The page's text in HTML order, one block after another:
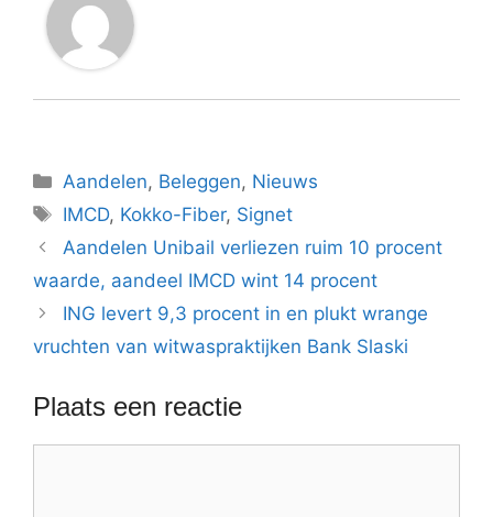
Categorieën
Aandelen, Beleggen, Nieuws
Tags
IMCD, Kokko-Fiber, Signet
Aandelen Unibail verliezen ruim 10 procent
waarde, aandeel IMCD wint 14 procent
ING levert 9,3 procent in en plukt wrange
vruchten van witwaspraktijken Bank Slaski
Plaats een reactie